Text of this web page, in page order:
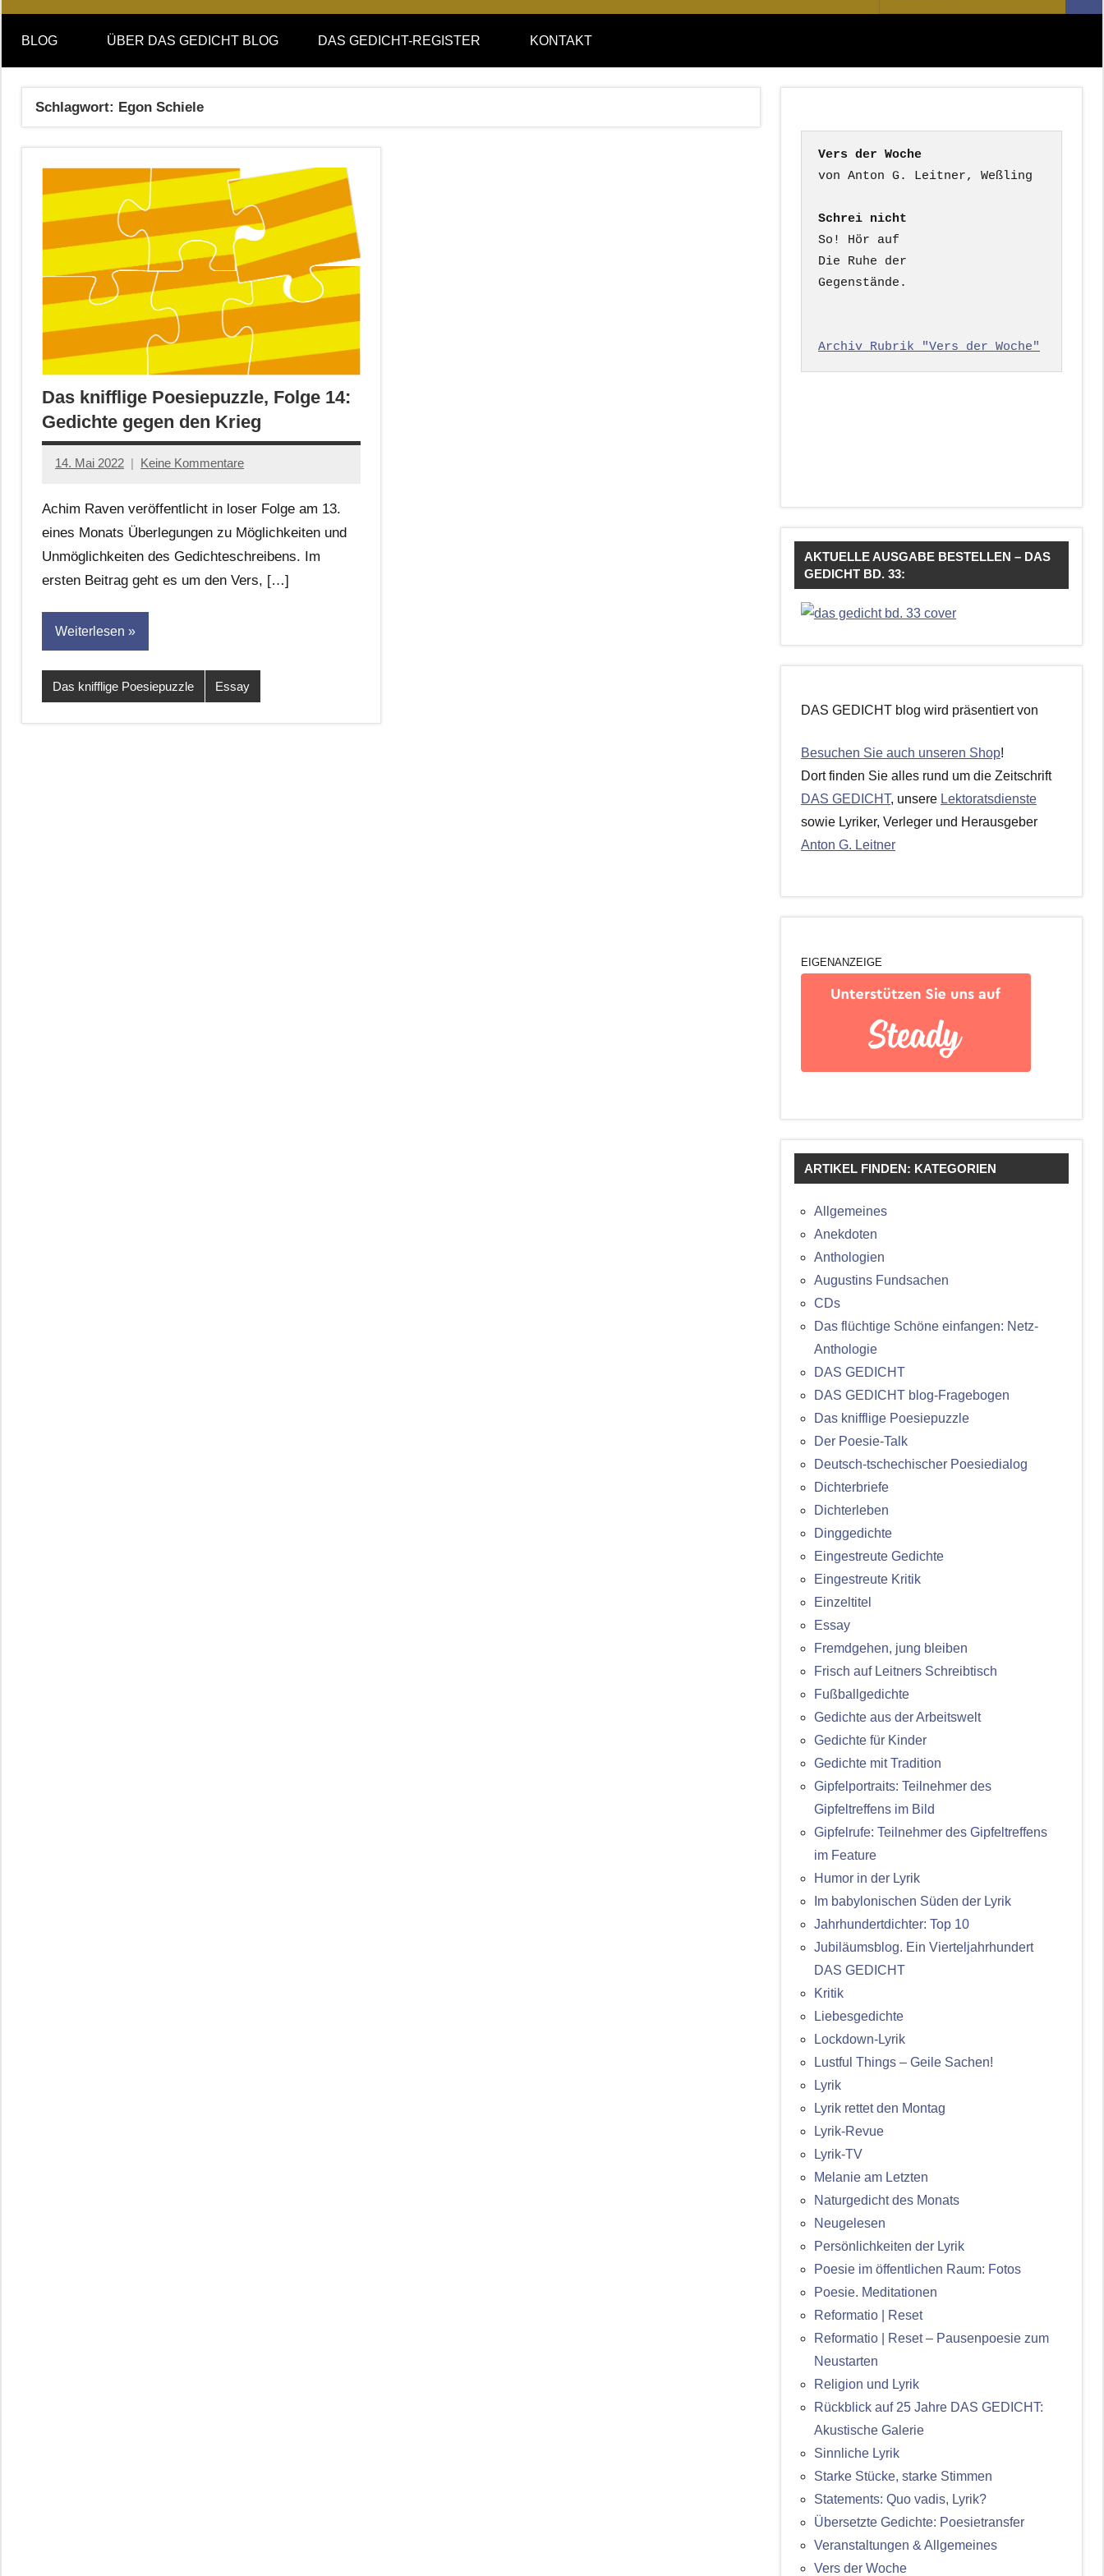
DAS
GEDICHT
blog
DAS
GEDICHT.
Zeitschrift
nach:
BLOG ÜBER DAS GEDICHT BLOG DAS GEDICHT-REGISTER KONTAKT
Schlagwort: Egon Schiele
Das knifflige Poesiepuzzle, Folge 14:
Gedichte gegen den Krieg
14. Mai 2022
Anton
Leitner
Keine Kommentare
Achim Raven veröffentlicht in loser Folge am 13.
eines Monats Überlegungen zu Möglichkeiten und
Unmöglichkeiten des Gedichteschreibens. Im
ersten Beitrag geht es um den Vers, […]
Weiterlesen
Das knifflige Poesiepuzzle Essay
Vers der Woche
Schrei nicht
So! Hör auf
Die Ruhe der
Gegenstände.
Archiv Rubrik "Vers der Woche"
AKTUELLE AUSGABE BESTELLEN – DAS
GEDICHT BD. 33:
DAS GEDICHT blog wird präsentiert von
Besuchen Sie auch unseren Shop!
Dort finden Sie alles rund um die Zeitschrift
DAS GEDICHT, unsere Lektoratsdienste
sowie Lyriker, Verleger und Herausgeber
Anton G. Leitner
EIGENANZEIGE
ARTIKEL FINDEN: KATEGORIEN
Allgemeines
Anekdoten
Anthologien
Augustins Fundsachen
CDs
Das flüchtige Schöne einfangen: Netz-
Anthologie
DAS GEDICHT
DAS GEDICHT blog-Fragebogen
Das knifflige Poesiepuzzle
Der Poesie-Talk
Deutsch-tschechischer Poesiedialog
Dichterbriefe
Dichterleben
Dinggedichte
Eingestreute Gedichte
Eingestreute Kritik
Einzeltitel
Essay
Fremdgehen, jung bleiben
Frisch auf Leitners Schreibtisch
Fußballgedichte
Gedichte aus der Arbeitswelt
Gedichte für Kinder
Gedichte mit Tradition
Gipfelportraits: Teilnehmer des
Gipfeltreffens im Bild
Gipfelrufe: Teilnehmer des Gipfeltreffens
im Feature
Humor in der Lyrik
Im babylonischen Süden der Lyrik
Jahrhundertdichter: Top 10
Jubiläumsblog. Ein Vierteljahrhundert
DAS GEDICHT
Kritik
Liebesgedichte
Lockdown-Lyrik
Lustful Things – Geile Sachen!
Lyrik
Lyrik rettet den Montag
Lyrik-Revue
Lyrik-TV
Melanie am Letzten
Naturgedicht des Monats
Neugelesen
Persönlichkeiten der Lyrik
Poesie im öffentlichen Raum: Fotos
Poesie. Meditationen
Reformatio | Reset
Reformatio | Reset – Pausenpoesie zum
Neustarten
Religion und Lyrik
Rückblick auf 25 Jahre DAS GEDICHT:
Akustische Galerie
Sinnliche Lyrik
Starke Stücke, starke Stimmen
Statements: Quo vadis, Lyrik?
Übersetzte Gedichte: Poesietransfer
Veranstaltungen & Allgemeines
Vers der Woche